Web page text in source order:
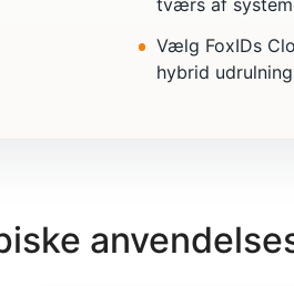
Vælg FoxIDs
hybrid